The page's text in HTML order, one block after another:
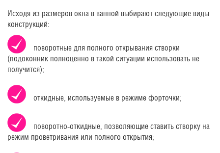
Исходя из размеров окна в ванной выбирают следующие виды
конструкций:
поворотные для полного открывания створки
(подоконник полноценно в такой ситуации использовать не
получится);
откидные, используемые в режиме форточки;
поворотно-откидные, позволяющие ставить створку на
режим проветривания или полного открытия;